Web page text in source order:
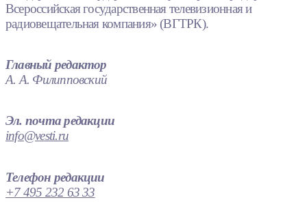
Всероссийская государственная телевизионная и
радиовещательная компания» (ВГТРК).
Главный редактор
А. А. Филипповский
Эл. почта редакции
info@vesti.ru
Телефон редакции
+7 495 232 63 33